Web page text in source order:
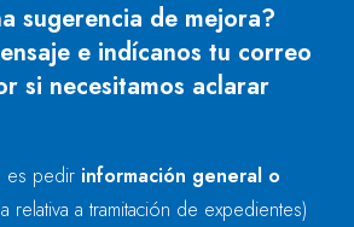
sugerencia de mejora?
e indícanos tu correo
si necesitamos aclarar
es pedir información general o
relativa a tramitación de expedientes)